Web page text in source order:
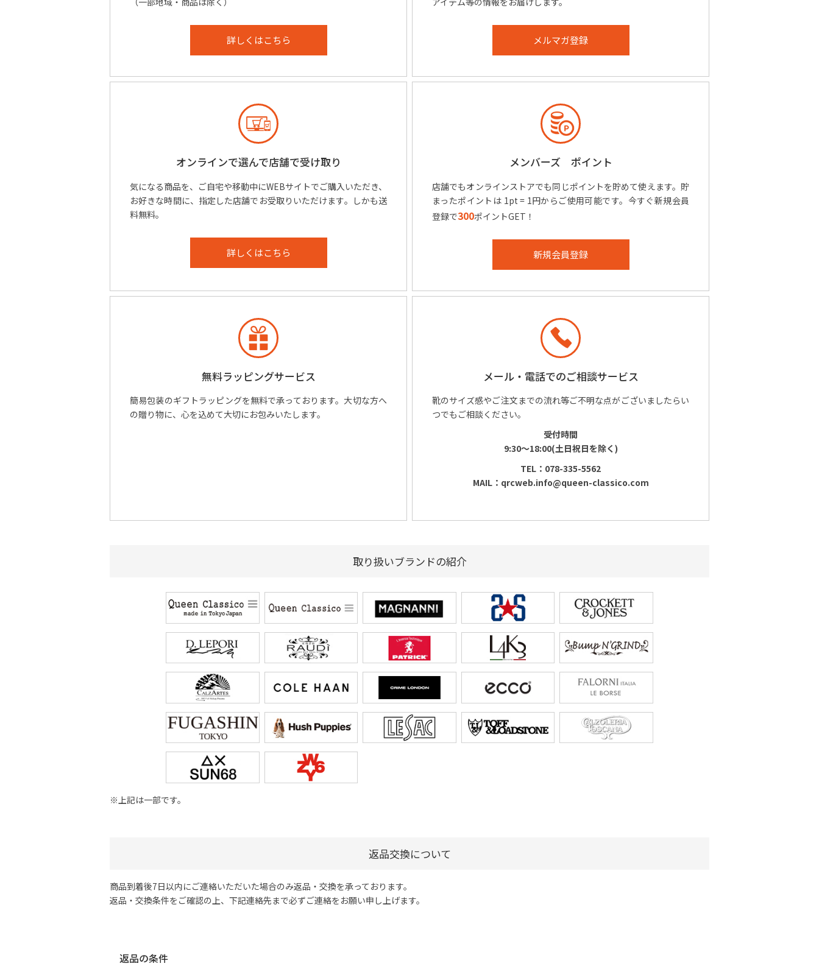
詳しくはこちら メルマガ登録
オンラインで選んで店舗で受け取り
気になる商品を、ご自宅や移動中にWEBサイトでご購入いただき、
お好きな時間に、指定した店舗でお受取りいただけます。しかも送
料無料。
詳しくはこちら
メンバーズ ポイント
店舗でもオンラインストアでも同じポイントを貯めて使えます。貯
まったポイントは 1pt = 1円からご使用可能です。今すぐ新規会員
登録で300ポイントGET！
新規会員登録
無料ラッピングサービス
簡易包装のギフトラッピングを無料で承っております。大切な方へ
の贈り物に、心を込めて大切にお包みいたします。
メール・電話でのご相談サービス
靴のサイズ感やご注文までの流れ等ご不明な点がございましたらい
つでもご相談ください。
受付時間
9:30～18:00(土日祝日を除く)
TEL：078-335-5562
MAIL：qrcweb.info@queen-classico.com
取り扱いブランドの紹介
※上記は一部です。
返品交換について
商品到着後7日以内にご連絡いただいた場合のみ返品・交換を承っております。
返品・交換条件をご確認の上、下記連絡先まで必ずご連絡をお願い申し上げます。
返品の条件